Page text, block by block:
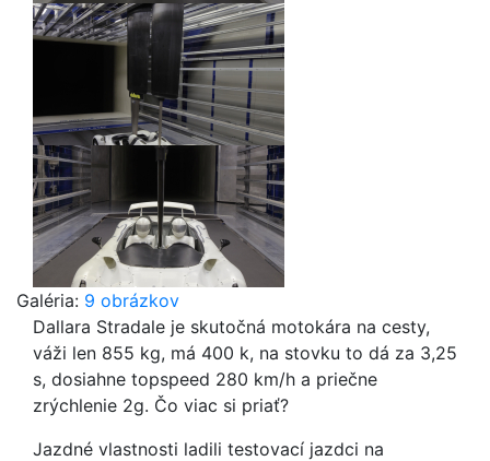
Galéria: 9 obrázkov
Dallara Stradale je skutočná motokára na cesty,
váži len 855 kg, má 400 k, na stovku to dá za 3,25
s, dosiahne topspeed 280 km/h a priečne
zrýchlenie 2g. Čo viac si priať?
Jazdné vlastnosti ladili testovací jazdci na